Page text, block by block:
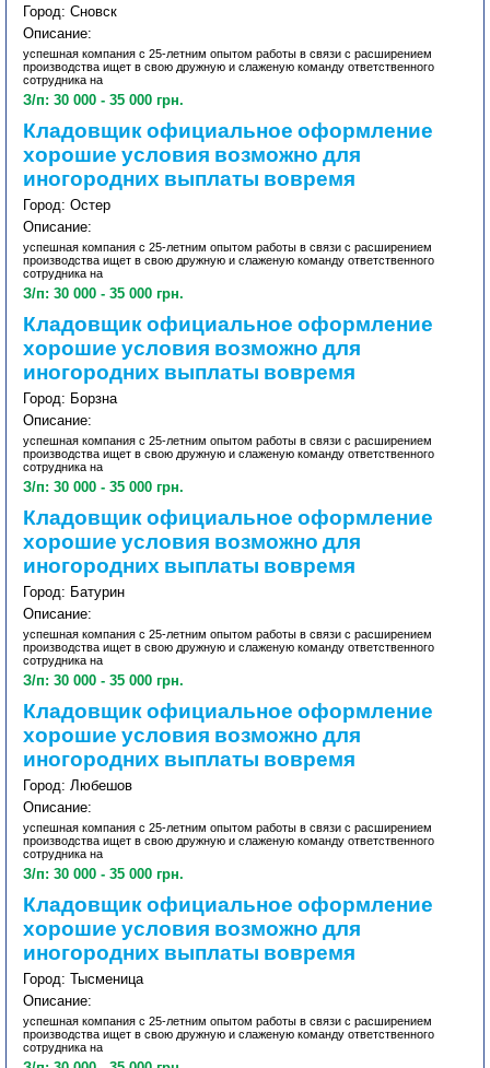
Город: Сновск
Описание:
успешная компания с 25-летним опытом работы в связи с расширением
производства ищет в свою дружную и слаженую команду ответственного
сотрудника на
З/п: 30 000 - 35 000 грн.
Кладовщик официальное оформление
хорошие условия возможно для
иногородних выплаты вовремя
Город: Остер
Описание:
успешная компания с 25-летним опытом работы в связи с расширением
производства ищет в свою дружную и слаженую команду ответственного
сотрудника на
З/п: 30 000 - 35 000 грн.
Кладовщик официальное оформление
хорошие условия возможно для
иногородних выплаты вовремя
Город: Борзна
Описание:
успешная компания с 25-летним опытом работы в связи с расширением
производства ищет в свою дружную и слаженую команду ответственного
сотрудника на
З/п: 30 000 - 35 000 грн.
Кладовщик официальное оформление
хорошие условия возможно для
иногородних выплаты вовремя
Город: Батурин
Описание:
успешная компания с 25-летним опытом работы в связи с расширением
производства ищет в свою дружную и слаженую команду ответственного
сотрудника на
З/п: 30 000 - 35 000 грн.
Кладовщик официальное оформление
хорошие условия возможно для
иногородних выплаты вовремя
Город: Любешов
Описание:
успешная компания с 25-летним опытом работы в связи с расширением
производства ищет в свою дружную и слаженую команду ответственного
сотрудника на
З/п: 30 000 - 35 000 грн.
Кладовщик официальное оформление
хорошие условия возможно для
иногородних выплаты вовремя
Город: Тысменица
Описание:
успешная компания с 25-летним опытом работы в связи с расширением
производства ищет в свою дружную и слаженую команду ответственного
сотрудника на